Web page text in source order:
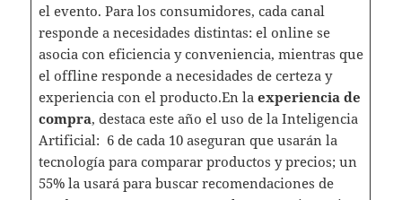
el evento. Para los consumidores, cada canal
responde a necesidades distintas: el online se
asocia con eficiencia y conveniencia, mientras que
el offline responde a necesidades de certeza y
experiencia con el producto.En la experiencia de
compra, destaca este año el uso de la Inteligencia
Artificial: 6 de cada 10 aseguran que usarán la
tecnología para comparar productos y precios; un
55% la usará para buscar recomendaciones de